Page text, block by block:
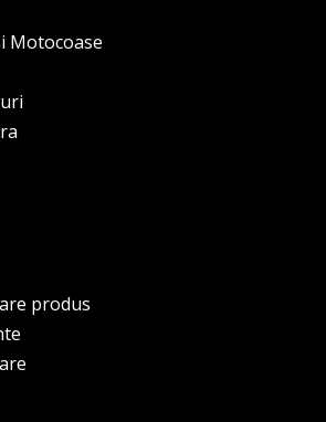
Motocoase
produs